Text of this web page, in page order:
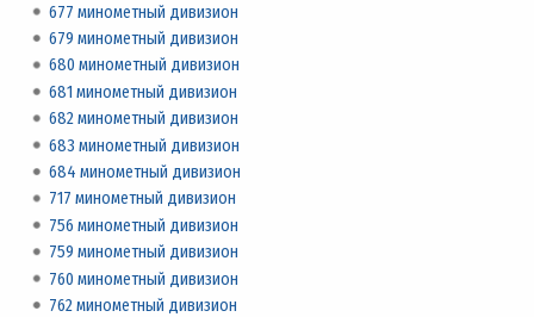
677 минометный дивизион
679 минометный дивизион
680 минометный дивизион
681 минометный дивизион
682 минометный дивизион
683 минометный дивизион
684 минометный дивизион
717 минометный дивизион
756 минометный дивизион
759 минометный дивизион
760 минометный дивизион
762 минометный дивизион